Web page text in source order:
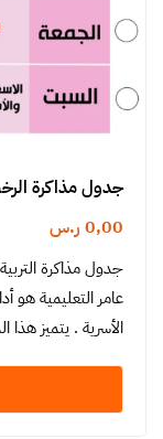
جدول مذاكرة
0,00 ر.س
جدول مذاكرة
عامر التعليمية هو
الأسرية . يتميز